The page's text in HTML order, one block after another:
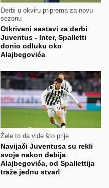
Derbi u okviru priprema za novu
sezonu
Otkriveni sastavi za derbi
Juventus - Inter, Spalletti
donio odluku oko
Alajbegovića
Žele to da vide što prije
Navijači Juventusa su rekli
svoje nakon debija
Alajbegovića, od Spallettija
traže jednu stvar!